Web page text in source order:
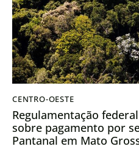
CENTRO-OESTE
Regulamentação
sobre pagamento por
Pantanal em Mato